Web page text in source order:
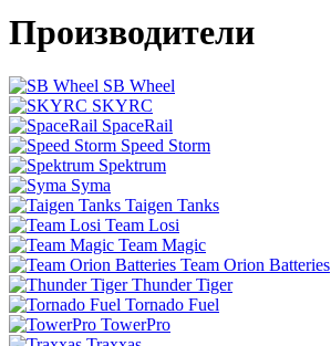
Производители
SB Wheel
SKYRC
SpaceRail
Speed Storm
Spektrum
Syma
Taigen Tanks
Team Losi
Team Magic
Team Orion Batteries
Thunder Tiger
Tornado Fuel
TowerPro